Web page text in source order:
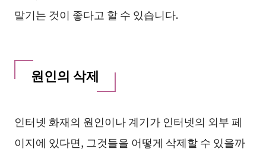
맡기는 것이 좋다고 할 수 있습니다.
원인의 삭제
인터넷 화재의 원인이나 계기가 인터넷의 외부 페
이지에 있다면, 그것들을 어떻게 삭제할 수 있을까